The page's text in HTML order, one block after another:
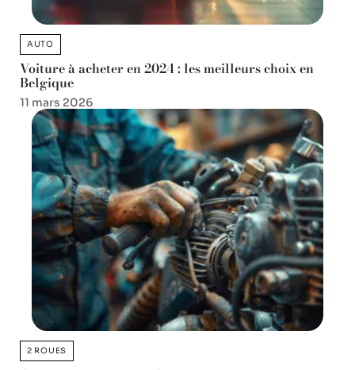
AUTO
Voiture à acheter en 2024 : les meilleurs choix en
Belgique
11 mars 2026
2 ROUES